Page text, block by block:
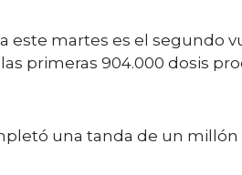
este martes es el segundo
primeras 904.000 dosis
una tanda de un millón